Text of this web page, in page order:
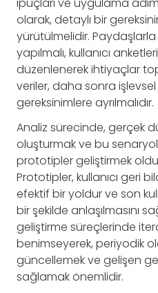
ipuçları ve uygulama
olarak, detaylı bir
yürütülmelidir.
yapılmalı, kullanıcı
düzenlenerek ihtiyaçlar
veriler, daha sonra
gereksinimlere ayrılmalıdır.
Analiz sürecinde, gerçek
oluşturmak ve bu
prototipler geliştirmek
Prototipler, kullanıcı geri
efektif bir yoldur ve son
bir şekilde anlaşılmasını
geliştirme süreçlerinde
benimseyerek, periyodik
güncellemek ve gelişen
sağlamak önemlidir.